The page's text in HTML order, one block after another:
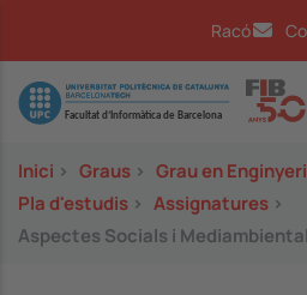
Racó
Image
Inici > Graus > Grau en
Pla d'estudis > Assignatures >
Aspectes Socials i